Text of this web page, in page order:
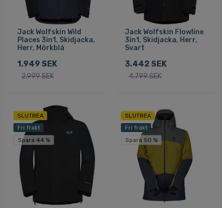
Jack Wolfskin Wild
Places 3in1, Skidjacka,
Herr, Mörkblå
1.949 SEK
2.999 SEK
Jack Wolfskin Flowline
3in1, Skidjacka, Herr,
Svart
3.442 SEK
4.799 SEK
SLUTREA
Fri frakt
Spara 44 %
SLUTREA
Fri frakt
Spara 50 %